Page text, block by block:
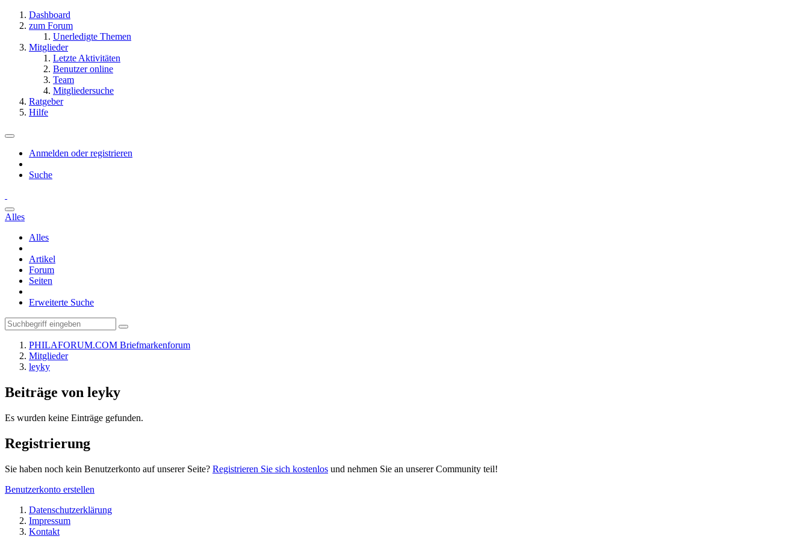
Dashboard
zum Forum
Unerledigte Themen
Mitglieder
Letzte Aktivitäten
Benutzer online
Team
Mitgliedersuche
Ratgeber
Hilfe
Anmelden oder registrieren
Suche
Alles
Alles
Artikel
Forum
Seiten
Erweiterte Suche
PHILAFORUM.COM Briefmarkenforum
Mitglieder
leyky
Beiträge von leyky
Es wurden keine Einträge gefunden.
Registrierung
Sie haben noch kein Benutzerkonto auf unserer Seite? Registrieren Sie sich kostenlos und nehmen Sie an unserer Community teil!
Benutzerkonto erstellen
Datenschutzerklärung
Impressum
Kontakt